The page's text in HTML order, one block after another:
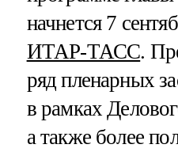
начнется 7
ИТАР-ТАСС.
ряд пленарных
в рамках
а также более